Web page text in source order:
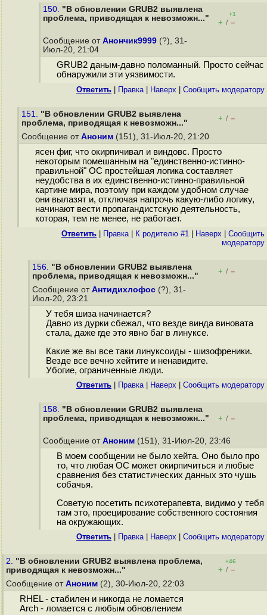
150. "В обновлении GRUB2 выявлена
проблема, приводящая к невозможн..."
+1
+ / –
Сообщение от Анончик9999 (?), 31-
Июл-20, 21:04
GRUB2 даным-давно поломанный. Просто сейчас
обнаружили эти уязвимости.
Ответить Правка| Наверх Cообщить модератору
151. "В обновлении GRUB2 выявлена
проблема, приводящая к невозможн..."
+ / –
Сообщение от Аноним (151), 31-Июл-20, 21:20
ясен фиг, что окирпичивал и виндовс. Просто
некоторым помешанным на "единственно-истинно-
правильной" ОС простейшая логика составляет
неудобства в их единственно-истинно-правильной
картине мира, поэтому при каждом удобном случае
они вылазят и, отключая напрочь какую-либо логику,
начинают вести пропагандистскую деятельность,
которая, тем не менее, не работает.
Ответить Правка| К родителю #1 Наверх
Cообщить
модератору
156. "В обновлении GRUB2 выявлена
проблема, приводящая к невозможн..."
+ / –
Сообщение от Антидихлофос (?), 31-
Июл-20, 23:21
У тебя шиза начинается?
Давно из дурки сбежал, что везде винда виновата
стала, даже где это явно баг в линуксе.
Какие же вы все таки линуксоиды - шизофреники.
Везде все вечно хейтите и ненавидите.
Убогие, ограниченные люди.
Ответить Правка| Наверх Cообщить модератору
158. "В обновлении GRUB2 выявлена
проблема, приводящая к невозможн..."
+ / –
Сообщение от Аноним (151), 31-Июл-20, 23:46
В моем сообщении не было хейта. Оно было про
то, что любая ОС может окирпичиться и любые
сравнения без статистических данных это чушь
собачья.
Советую посетить психотерапевта, видимо у тебя
там это, проецирование собственного состояния
на окружающих.
Ответить Правка| Наверх Cообщить модератору
2. "В обновлении GRUB2 выявлена проблема,
приводящая к невозможн..."
+46
+ / –
Сообщение от Аноним (2), 30-Июл-20, 22:03
RHEL - стабилен и никогда не ломается
Arch - ломается с любым обновлением